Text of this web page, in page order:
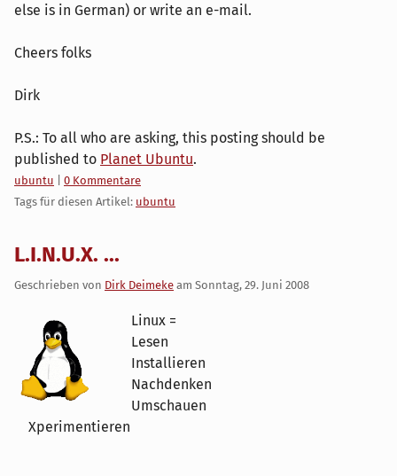
else is in German) or write an e-mail.
Cheers folks
Dirk
P.S.: To all who are asking, this posting should be
published to Planet Ubuntu.
Kategorien:
ubuntu
0 Kommentare
Tags für diesen Artikel: ubuntu
L.I.N.U.X. ...
Geschrieben von Dirk Deimeke am Sonntag, 29. Juni 2008
Linux =
Lesen
Installieren
Nachdenken
Umschauen
Xperimentieren